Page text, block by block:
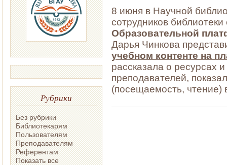
Рубрики
Без рубрики
Библиотекарям
Пользователям
Преподавателям
Референтам
Показать все
8 июня в Научной
сотрудников
Образовательной
Дарья Чинкова
учебном контенте на
рассказала о ресурсах
преподавателей,
(посещаемость, чтение)